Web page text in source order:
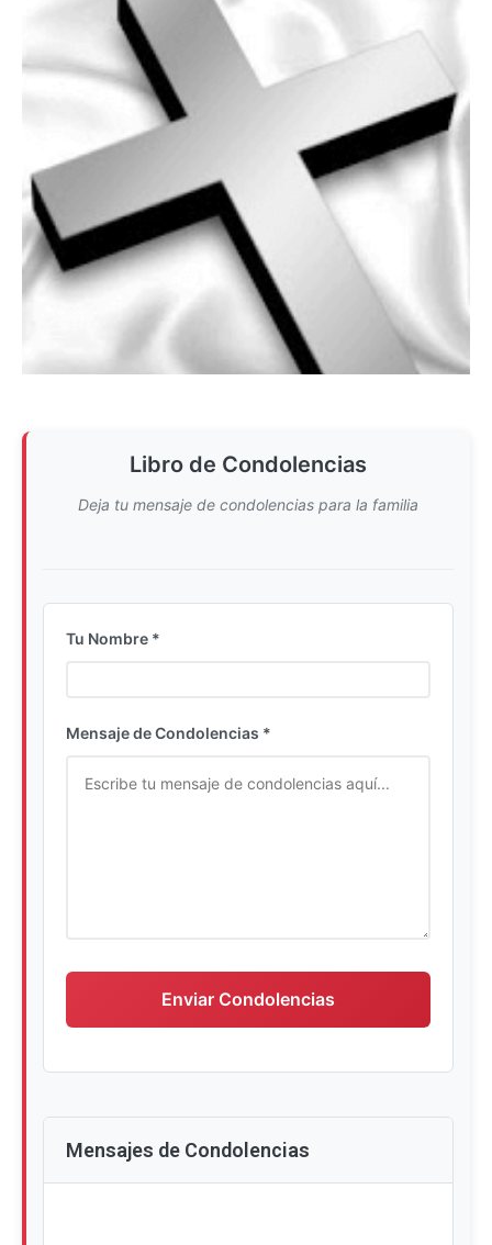
Libro de Condolencias
Deja tu mensaje de condolencias para la familia
Tu Nombre *
Mensaje de Condolencias *
Enviar Condolencias
Mensajes de Condolencias